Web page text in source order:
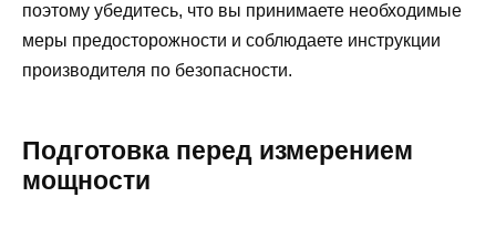
поэтому убедитесь, что вы принимаете необходимые
меры предосторожности и соблюдаете инструкции
производителя по безопасности.
Подготовка перед измерением
мощности